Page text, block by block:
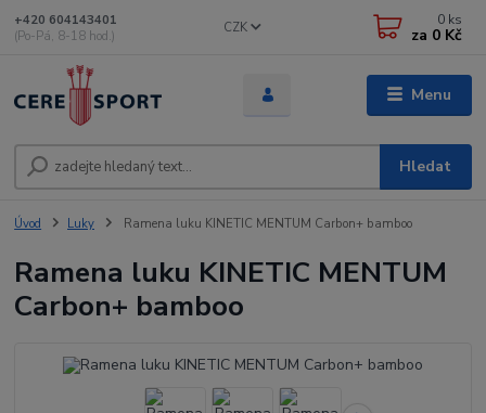
Menu
CZK
Hledat
+420 604143401
(Po-Pá, 8-18 hod.)
0 ks
za 0 Kč
Úvod Luky Ramena luku KINETIC MENTUM Carbon+ bamboo
Ramena luku KINETIC MENTUM
Carbon+ bamboo